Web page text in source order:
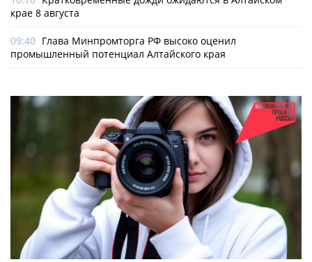
крае 8 августа
09:40 Глава Минпромторга РФ высоко оценил
промышленный потенциал Алтайского края